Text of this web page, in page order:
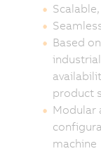
Based
product
Modular
machine